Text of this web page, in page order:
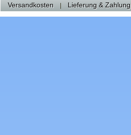
Versandkosten Lieferung & Zahlung